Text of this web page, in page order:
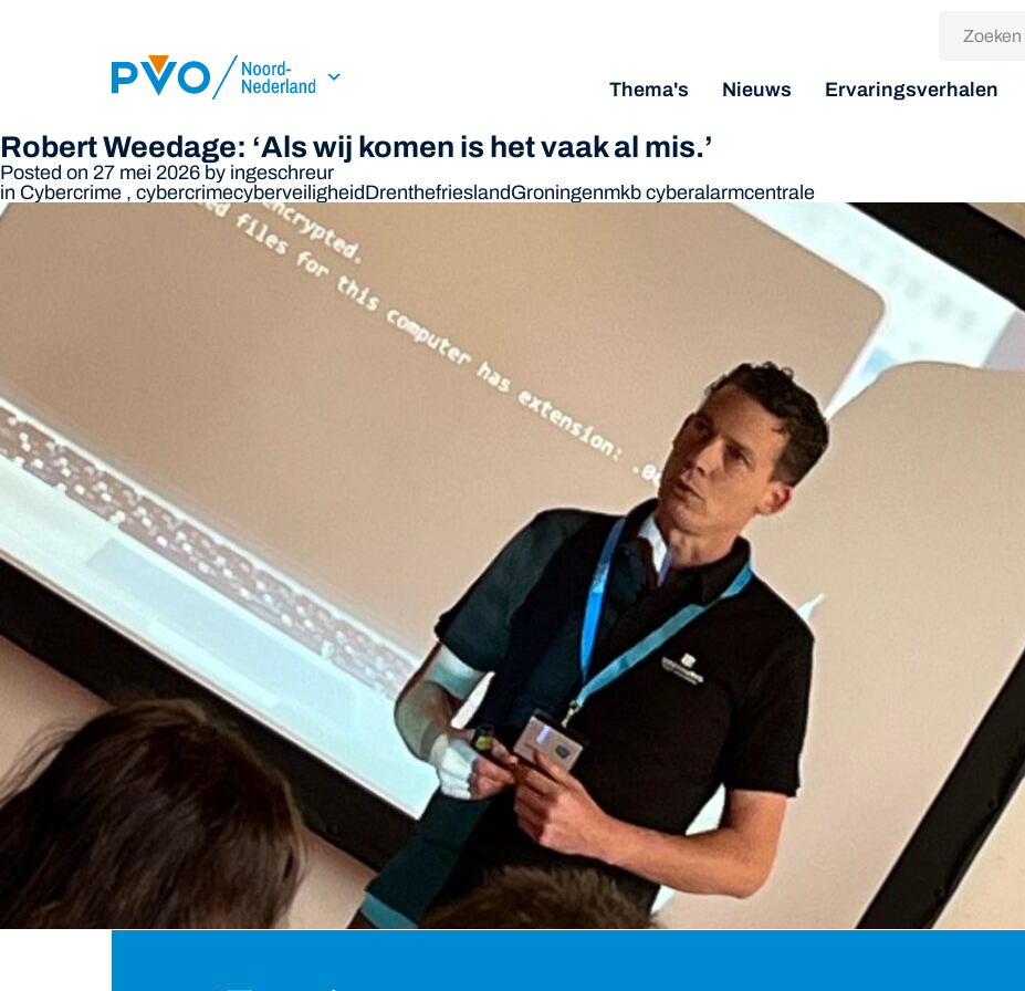
Thema's Nieuws Ervaringsverhalen
Robert Weedage: ‘Als wij komen is het vaak al mis.’
Posted on 27 mei 2026 by ingeschreur
in Cybercrime , cybercrimecyberveiligheidDrenthefrieslandGroningenmkb cyberalarmcentrale